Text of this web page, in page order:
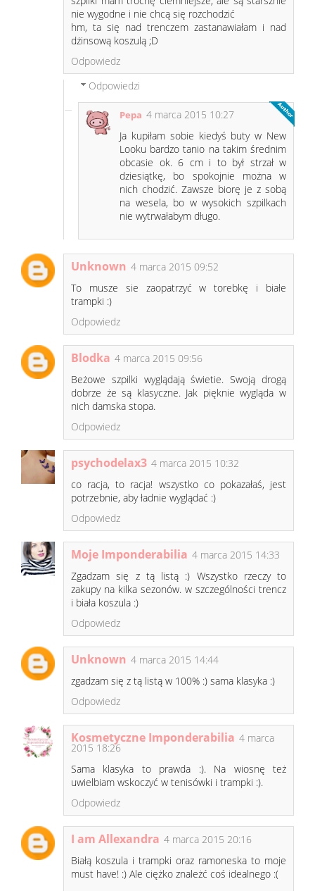
nie wygodne i nie chcą się rozchodzić
hm, ta się nad trenczem zastanawiałam i nad
dżinsową koszulą ;D
Odpowiedz
Odpowiedzi
Pepa 4 marca 2015 10:27
Ja kupiłam sobie kiedyś buty w New
Looku bardzo tanio na takim średnim
obcasie ok. 6 cm i to był strzał w
dziesiątkę, bo spokojnie można w
nich chodzić. Zawsze biorę je z sobą
na wesela, bo w wysokich szpilkach
nie wytrwałabym długo.
Unknown 4 marca 2015 09:52
To musze sie zaopatrzyć w torebkę i białe
trampki :)
Odpowiedz
Blodka 4 marca 2015 09:56
Beżowe szpilki wyglądają świetie. Swoją drogą
dobrze że są klasyczne. Jak pięknie wygląda w
nich damska stopa.
Odpowiedz
psychodelax3 4 marca 2015 10:32
co racja, to racja! wszystko co pokazałaś, jest
potrzebnie, aby ładnie wyglądać :)
Odpowiedz
Moje Imponderabilia 4 marca 2015 14:33
Zgadzam się z tą listą :) Wszystko rzeczy to
zakupy na kilka sezonów. w szczególności trencz
i biała koszula :)
Odpowiedz
Unknown 4 marca 2015 14:44
zgadzam się z tą listą w 100% :) sama klasyka :)
Odpowiedz
Kosmetyczne Imponderabilia 4 marca
2015 18:26
Sama klasyka to prawda :). Na wiosnę też
uwielbiam wskoczyć w tenisówki i trampki :).
Odpowiedz
I am Allexandra 4 marca 2015 20:16
Białą koszula i trampki oraz ramoneska to moje
must have! :) Ale ciężko znależć coś idealnego :(